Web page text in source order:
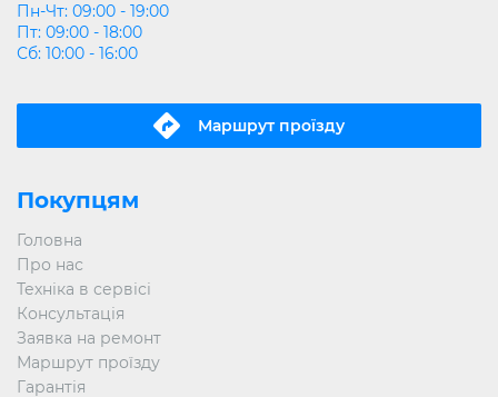
Пн-Чт: 09:00 - 19:00
Пт: 09:00 - 18:00
Сб: 10:00 - 16:00
Маршрут проїзду
Покупцям
Головна
Про нас
Техніка в сервісі
Консультація
Заявка на ремонт
Маршрут проїзду
Гарантія